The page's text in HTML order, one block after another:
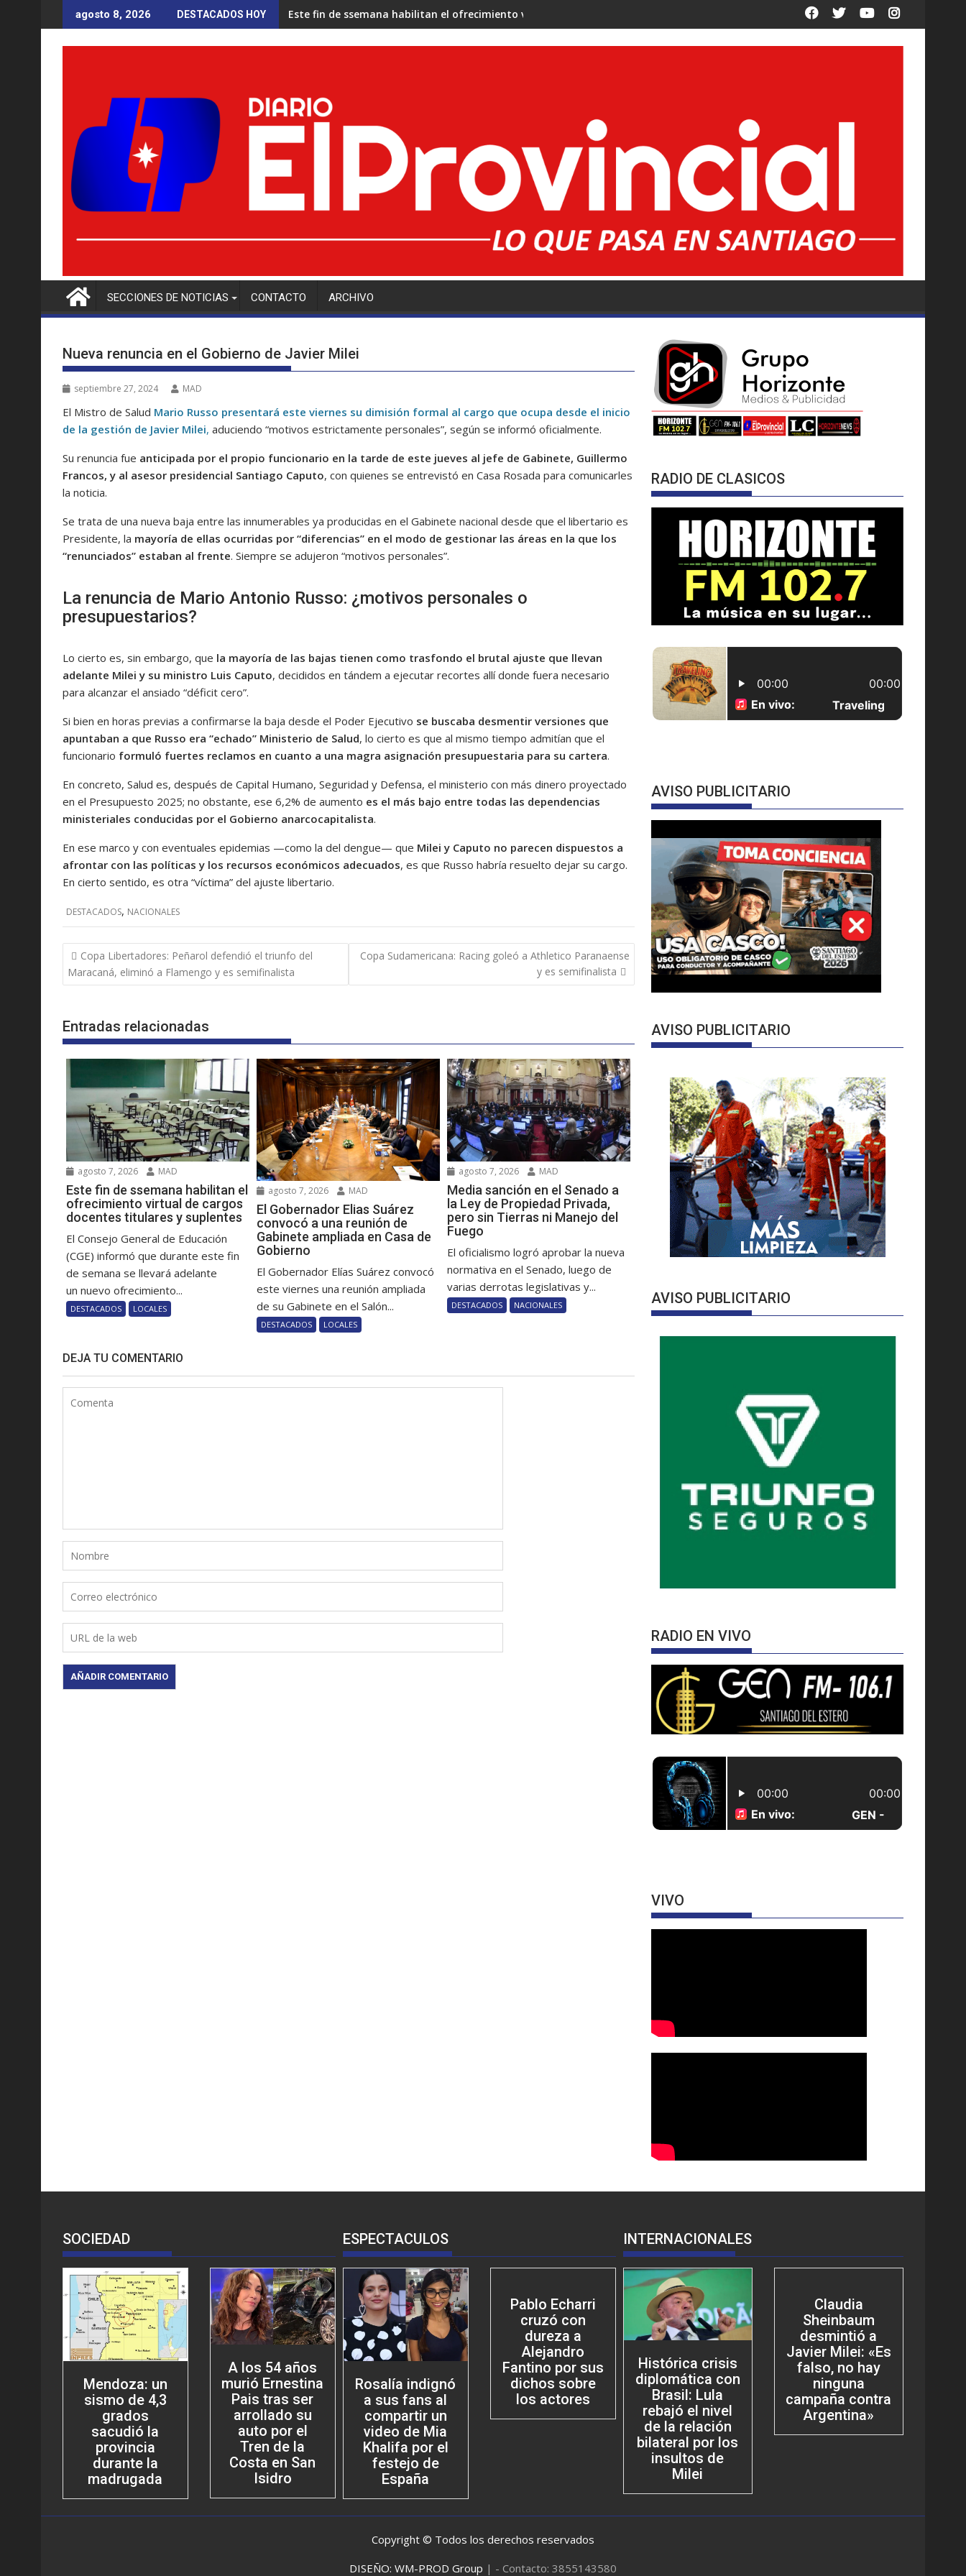
al
contenido
agosto 8, 2026 DESTACADOS HOY Este fin de ssemana habilitan el ofrecimiento virtual de cargos docentes titulares y suplentes
SECCIONES DE NOTICIAS CONTACTO ARCHIVO
Nueva renuncia en el Gobierno de Javier Milei
septiembre 27, 2024 MAD
El Mistro de Salud Mario Russo presentará este viernes su dimisión formal al cargo que ocupa desde el inicio
de la gestión de Javier Milei, aduciendo “motivos estrictamente personales”, según se informó oficialmente.
Su renuncia fue anticipada por el propio funcionario en la tarde de este jueves al jefe de Gabinete, Guillermo
Francos, y al asesor presidencial Santiago Caputo, con quienes se entrevistó en Casa Rosada para comunicarles
la noticia.
Se trata de una nueva baja entre las innumerables ya producidas en el Gabinete nacional desde que el libertario es
Presidente, la mayoría de ellas ocurridas por “diferencias” en el modo de gestionar las áreas en la que los
“renunciados” estaban al frente. Siempre se adujeron “motivos personales”.
La renuncia de Mario Antonio Russo: ¿motivos personales o
presupuestarios?
Lo cierto es, sin embargo, que la mayoría de las bajas tienen como trasfondo el brutal ajuste que llevan
adelante Milei y su ministro Luis Caputo, decididos en tándem a ejecutar recortes allí donde fuera necesario
para alcanzar el ansiado “déficit cero”.
Si bien en horas previas a confirmarse la baja desde el Poder Ejecutivo se buscaba desmentir versiones que
apuntaban a que Russo era “echado” Ministerio de Salud, lo cierto es que al mismo tiempo admitían que el
funcionario formuló fuertes reclamos en cuanto a una magra asignación presupuestaria para su cartera.
En concreto, Salud es, después de Capital Humano, Seguridad y Defensa, el ministerio con más dinero proyectado
en el Presupuesto 2025; no obstante, ese 6,2% de aumento es el más bajo entre todas las dependencias
ministeriales conducidas por el Gobierno anarcocapitalista.
En ese marco y con eventuales epidemias —como la del dengue— que Milei y Caputo no parecen dispuestos a
afrontar con las políticas y los recursos económicos adecuados, es que Russo habría resuelto dejar su cargo.
En cierto sentido, es otra “víctima” del ajuste libertario.
DESTACADOS, NACIONALES
Navegación
de
entradas
Copa Libertadores: Peñarol defendió el triunfo del
Maracaná, eliminó a Flamengo y es semifinalista
Copa Sudamericana: Racing goleó a Athletico Paranaense
y es semifinalista
Entradas relacionadas
agosto 7, 2026 MAD
Este fin de ssemana habilitan el
ofrecimiento virtual de cargos
docentes titulares y suplentes
El Consejo General de Educación
(CGE) informó que durante este fin
de semana se llevará adelante
un nuevo ofrecimiento...
DESTACADOS LOCALES
agosto 7, 2026 MAD
El Gobernador Elias Suárez
convocó a una reunión de
Gabinete ampliada en Casa de
Gobierno
El Gobernador Elías Suárez convocó
este viernes una reunión ampliada
de su Gabinete en el Salón...
DESTACADOS LOCALES
agosto 7, 2026 MAD
Media sanción en el Senado a
la Ley de Propiedad Privada,
pero sin Tierras ni Manejo del
Fuego
El oficialismo logró aprobar la nueva
normativa en el Senado, luego de
varias derrotas legislativas y...
DESTACADOS NACIONALES
DEJA TU COMENTARIO
RADIO DE CLASICOS
AVISO PUBLICITARIO
AVISO PUBLICITARIO
AVISO PUBLICITARIO
RADIO EN VIVO
VIVO
SOCIEDAD
Mendoza: un
sismo de 4,3
grados
sacudió la
provincia
durante la
madrugada
A los 54 años
murió Ernestina
Pais tras ser
arrollado su
auto por el
Tren de la
Costa en San
Isidro
ESPECTACULOS
Rosalía indignó
a sus fans al
compartir un
video de Mia
Khalifa por el
festejo de
España
Pablo Echarri
cruzó con
dureza a
Alejandro
Fantino por sus
dichos sobre
los actores
INTERNACIONALES
Histórica crisis
diplomática con
Brasil: Lula
rebajó el nivel
de la relación
bilateral por los
insultos de
Milei
Claudia
Sheinbaum
desmintió a
Javier Milei: «Es
falso, no hay
ninguna
campaña contra
Argentina»
Copyright © Todos los derechos reservados
DISEÑO: WM-PROD Group | - Contacto: 3855143580